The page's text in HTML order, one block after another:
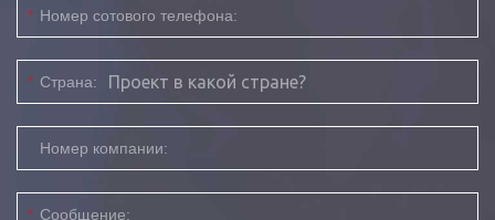
* Номер сотового телефона:
* Страна:
Номер компании:
* Сообщение: